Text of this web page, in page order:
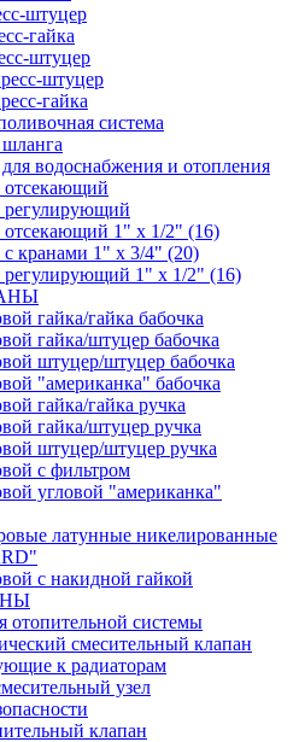
штуцер
гайка
штуцер
штуцер
гайка
система
водоснабжения и отопления
отсекающий
регулирующий
отсекающий 1" х 1/2" (16)
с кранами 1" х 3/4" (20)
регулирующий 1" х 1/2" (16)
гайка/гайка бабочка
гайка/штуцер бабочка
штуцер/штуцер бабочка
"американка" бабочка
гайка/гайка ручка
гайка/штуцер ручка
штуцер/штуцер ручка
с фильтром
угловой "американка"
латунные никелированные
с накидной гайкой
системы
смесительный клапан
к радиаторам
узел
клапан